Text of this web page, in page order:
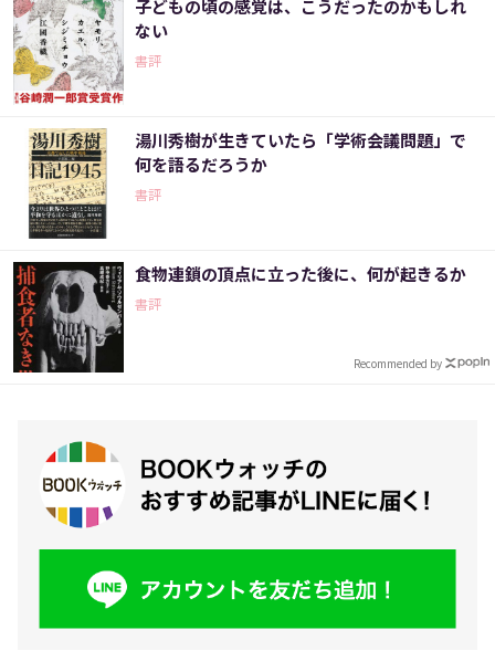
子どもの頃の感覚は、こうだったのかもしれ
ない
書評
湯川秀樹が生きていたら「学術会議問題」で
何を語るだろうか
書評
食物連鎖の頂点に立った後に、何が起きるか
書評
Recommended by